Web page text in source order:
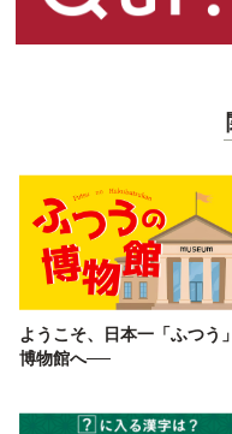
ようこそ、日本一「ふつう
博物館へ──